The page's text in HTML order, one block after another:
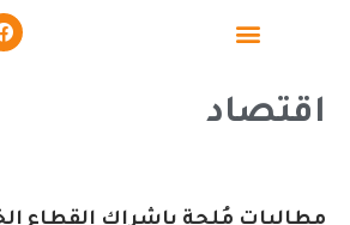
اقتصاد
مطالبات مُلحة بإشراك القطاع